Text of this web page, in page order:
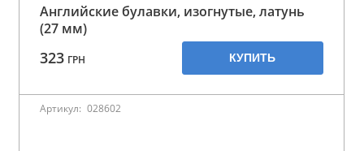
Английские булавки, изогнутые, латунь
(27 мм)
323 ГРН КУПИТЬ
Артикул: 028602